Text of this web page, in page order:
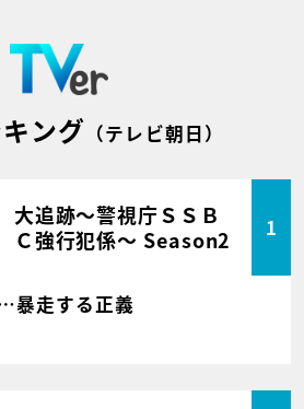
ング （テレビ朝日）
大追跡～警視庁ＳＳＢ
Ｃ強行犯係～ Season2
1
暴走する正義